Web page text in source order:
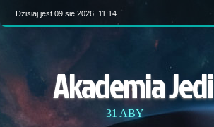
Dzisiaj jest 09 sie 2026, 11:14
Akademia Jedi
31 ABY